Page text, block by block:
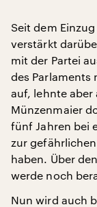
Seit dem
verstärkt
mit der Partei
des Parlaments
auf, lehnte aber
Münzenmaier
fünf Jahren bei
zur
haben. Über
werde noch
Nun wird auch